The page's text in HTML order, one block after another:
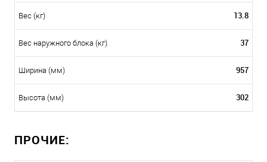
Вес (кг) 13.8
Вес наружного блока (кг) 37
Ширина (мм) 957
Высота (мм) 302
ПРОЧИЕ: